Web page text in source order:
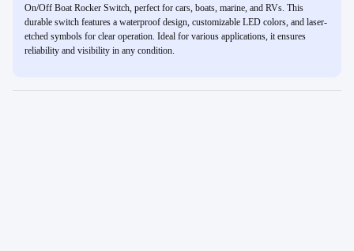
On/Off Boat Rocker Switch, perfect for cars, boats, marine, and RVs. This
durable switch features a waterproof design, customizable LED colors, and laser-
etched symbols for clear operation. Ideal for various applications, it ensures
reliability and visibility in any condition.